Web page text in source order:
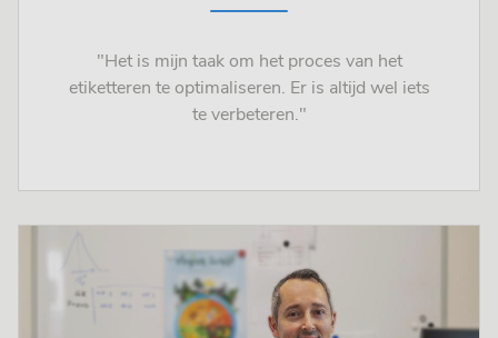
"Het is mijn taak om het proces van het
etiketteren te optimaliseren. Er is altijd wel iets
te verbeteren."